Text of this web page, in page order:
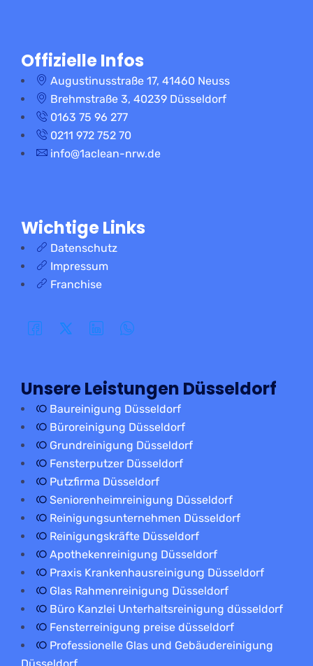
Offizielle Infos
Augustinusstraße 17, 41460 Neuss
Brehmstraße 3, 40239 Düsseldorf
0163 75 96 277
0211 972 752 70
info@1aclean-nrw.de
Wichtige Links
Datenschutz
Impressum
Franchise
Unsere Leistungen Düsseldorf
Baureinigung Düsseldorf
Büroreinigung Düsseldorf
Grundreinigung Düsseldorf
Fensterputzer Düsseldorf
Putzfirma Düsseldorf
Seniorenheimreinigung Düsseldorf
Reinigungsunternehmen Düsseldorf
Reinigungskräfte Düsseldorf
Apothekenreinigung Düsseldorf
Praxis Krankenhausreinigung Düsseldorf
Glas Rahmenreinigung Düsseldorf
Büro Kanzlei Unterhaltsreinigung düsseldorf
Fensterreinigung preise düsseldorf
Professionelle Glas und Gebäudereinigung
Düsseldorf